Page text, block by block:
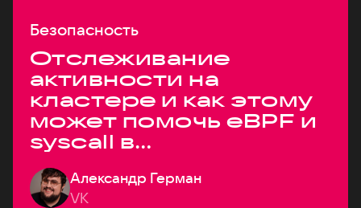
Безопасность
Отслеживание
активности на
кластере и как этому
может помочь eBPF и
syscall в
высоконагруженных
системах
Александр Герман
VK